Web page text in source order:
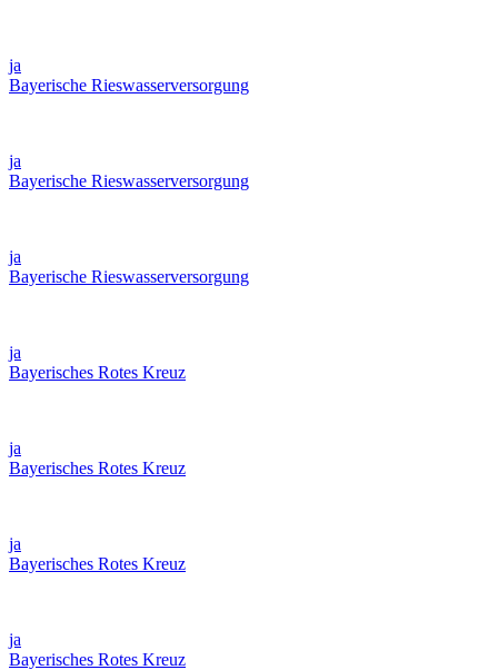
ja
Bayerische Rieswasserversorgung
ja
Bayerische Rieswasserversorgung
ja
Bayerische Rieswasserversorgung
ja
Bayerisches Rotes Kreuz
ja
Bayerisches Rotes Kreuz
ja
Bayerisches Rotes Kreuz
ja
Bayerisches Rotes Kreuz